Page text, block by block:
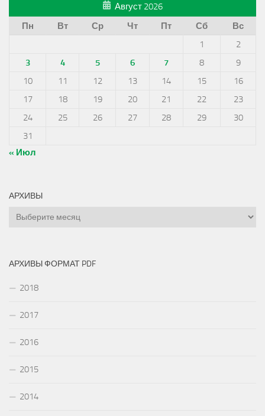
Август 2026
Пн
Вт Ср Чт Пт Сб
Вс
1
2
3
4 5 6 7 8
9
10
11 12 13 14 15
16
17
18 19 20 21 22
23
24
25 26 27 28 29
30
31
« Июл
АРХИВЫ
Архивы
АРХИВЫ ФОРМАТ PDF
2018
2017
2016
2015
2014